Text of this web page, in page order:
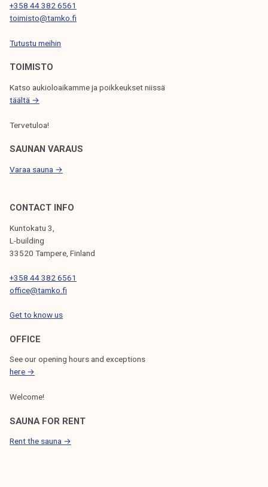
S
L
A
U
+358 44 382 6561
toimisto@tamko.fi
Tutustu meihin
TOIMISTO
Katso aukioloaikamme ja poikkeukset niissä
täältä →
Tervetuloa!
SAUNAN VARAUS
Varaa sauna →
CONTACT INFO
Kuntokatu 3,
L-building
33520 Tampere, Finland
+358 44 382 6561
office@tamko.fi
Get to know us
OFFICE
See our opening hours and exceptions
here →
Welcome!
SAUNA FOR RENT
Rent the sauna →